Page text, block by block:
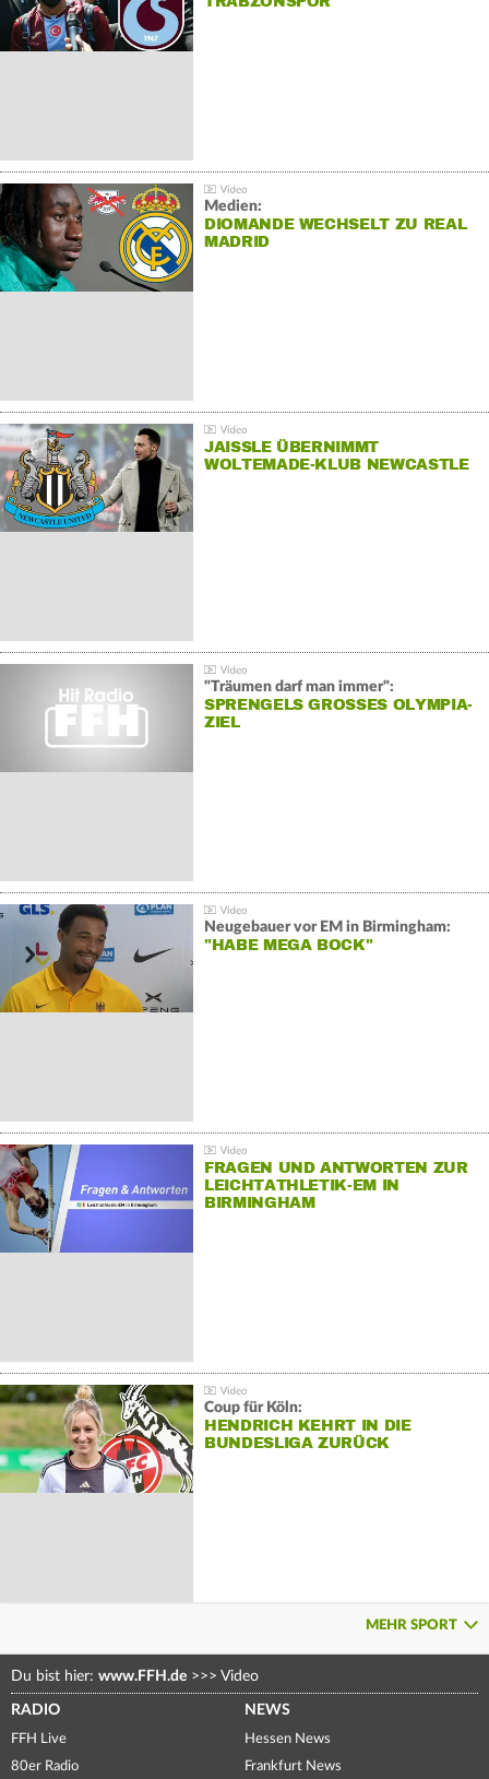
Medien:
DIOMANDE WECHSELT ZU REAL
MADRID
JAISSLE ÜBERNIMMT
WOLTEMADE-KLUB NEWCASTLE
"Träumen darf man immer":
SPRENGELS GROSSES OLYMPIA-Z
IEL
Neugebauer vor EM in Birmingham:
"HABE MEGA BOCK"
FRAGEN UND ANTWORTEN ZUR
LEICHTATHLETIK-EM IN
BIRMINGHAM
Coup für Köln:
HENDRICH KEHRT IN DIE
BUNDESLIGA ZURÜCK
MEHR SPORT
Du bist hier: www.FFH.de >>> Video
RADIO
FFH Live
80er Radio
NEWS
Hessen News
Frankfurt News